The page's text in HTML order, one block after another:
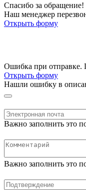
Спасибо за обращение!
Наш менеджер
Открыть форму
Ошибка при отправке.
Открыть форму
Нашли ошибку в
Важно заполнить это
Важно заполнить это